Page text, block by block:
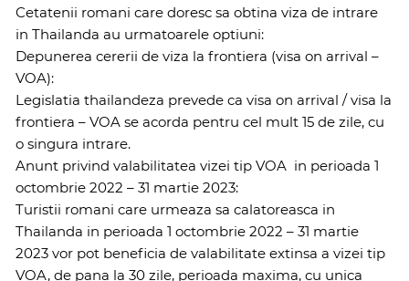
Cetatenii romani care doresc sa obtina viza de intrare
in Thailanda au urmatoarele optiuni:
Depunerea cererii de viza la frontiera (visa on arrival –
VOA):
Legislatia thailandeza prevede ca visa on arrival / visa la
frontiera – VOA se acorda pentru cel mult 15 de zile, cu
o singura intrare.
Anunt privind valabilitatea vizei tip VOA in perioada 1
octombrie 2022 – 31 martie 2023:
Turistii romani care urmeaza sa calatoreasca in
Thailanda in perioada 1 octombrie 2022 – 31 martie
2023 vor pot beneficia de valabilitate extinsa a vizei tip
VOA, de pana la 30 zile, perioada maxima, cu unica